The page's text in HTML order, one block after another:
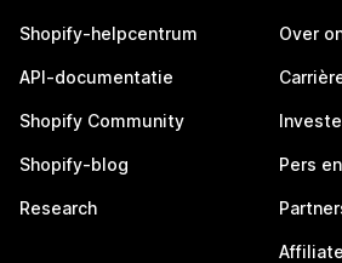
Shopify-helpcentrum
API-documentatie
Shopify Community
Shopify-blog
Research
Over
Pers